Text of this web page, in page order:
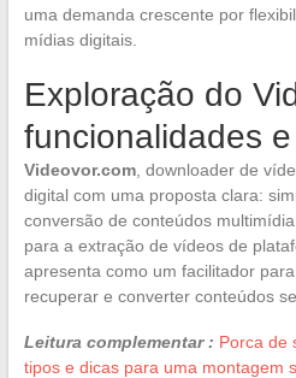
uma demanda crescente por
mídias digitais.
Exploração do
funcionalidades
Videovor.com, downloader de
digital com uma proposta clara:
conversão de conteúdos
para a extração de vídeos de
apresenta como um facilitador
recuperar e converter conteúdos
Leitura complementar : Porca de
tipos e dicas para uma montagem